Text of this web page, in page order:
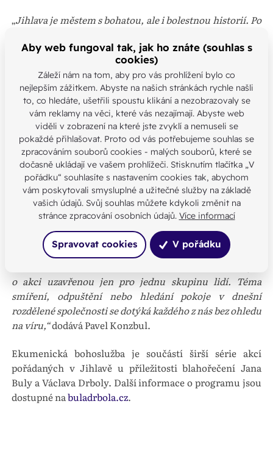
„Jihlava je městem s bohatou, ale i bolestnou historií. Po
i názorů a spolu s obdobími prosperity přišly i chvíle
nespravedlnosti, násilí a rozdělení mezi lidmi. Mnohé
křivdy minulosti jsou dodnes živé v paměti rodin
i celého regionu. Právě proto je tak důležité hledat cesty
ke smíření, porozumění a otevřenému rozhovoru. Jsem
rád, že bohoslužba nechce jen připomínat těžké
a tragické okamžiky našich dějin, ale také ukázat naději,
kterou pro nás symbol blahoslavených představuje,
uvádí náměstek primátora Jihlavy Petr Piáček.
Program večera začne už v 17:50 úvodními chválami. Po
přivítání a uvedení do tématu budou následovat
modlitby a hudební části zaměřené na odpuštění,
uzdravení vztahů a připomínku obětí totalitních
režimů.„Budeme rádi, když na bohoslužbu dorazí nejen
o akci uzavřenou jen pro jednu skupinu lidí. Téma
smíření, odpuštění nebo hledání pokoje v dnešní
rozdělené společnosti se dotýká každého z nás bez ohledu
na víru,“dodává Pavel Konzbul.
Ekumenická bohoslužba je součástí širší série akcí
pořádaných v Jihlavě u příležitosti blahořečení Jana
Buly a Václava Drboly. Další informace o programu jsou
dostupné nabuladrbola.cz.
Aby web fungoval tak, jak ho znáte (souhlas s
cookies)
Záleží nám na tom, aby pro vás prohlížení bylo co
nejlepším zážitkem. Abyste na našich stránkách rychle našli
to, co hledáte, ušetřili spoustu klikání a nezobrazovaly se
vám reklamy na věci, které vás nezajímají. Abyste web
viděli v zobrazení na které jste zvyklí a nemuseli se
pokaždé přihlašovat. Proto od vás potřebujeme souhlas se
zpracováním souborů cookies - malých souborů, které se
dočasně ukládají ve vašem prohlížeči. Stisknutím tlačítka „V
pořádku“ souhlasíte s nastavením cookies tak, abychom
vám poskytovali smysluplné a užitečné služby na základě
vašich údajů. Svůj souhlas můžete kdykoli změnit na
stránce zpracování osobních údajů. Více informací
Spravovat cookies V pořádku